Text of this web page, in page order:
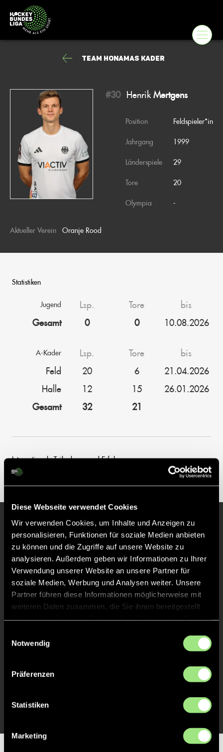
Diese Webseite verwendet Cookies
Wir verwenden Cookies, um Inhalte und Anzeigen zu
personalisieren, Funktionen für soziale Medien anbieten
zu können und die Zugriffe auf unsere Website zu
analysieren. Außerdem geben wir Informationen zu Ihrer
Verwendung unserer Website an unsere Partner für
soziale Medien, Werbung und Analysen weiter. Unsere
Partner führen diese Informationen möglicherweise mit
weiteren Daten zusammen, die Sie ihnen bereitgestellt
Notwendig
Präferenzen
Statistiken
Marketing
Team Honamas Kader
#30 Henrik Mertgens
Position Feldspieler*in
Jahrgang 1999
Länderspiele 29
Tore 20
Olympia -
Aktueller Verein Oranje Rood
Statistiken
Jugend Lsp. Tore
bis
Gesamt
0 0 10.08.2026
A-Kader Lsp. Tore
bis
Feld
20 6
21.04.2026
Halle
12 15
26.01.2026
Gesamt
32 21
Internationale Teilnahmen und Erfolge
Unsere anderen Spieler
Eric